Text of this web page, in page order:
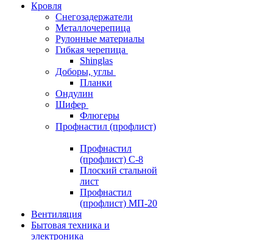
Кровля
Снегозадержатели
Металлочерепица
Рулонные материалы
Гибкая черепица
Shinglas
Доборы, углы
Планки
Ондулин
Шифер
Флюгеры
Профнастил (профлист)
Профнастил
(профлист) С-8
Плоский стальной
лист
Профнастил
(профлист) МП-20
Вентиляция
Бытовая техника и
электроника